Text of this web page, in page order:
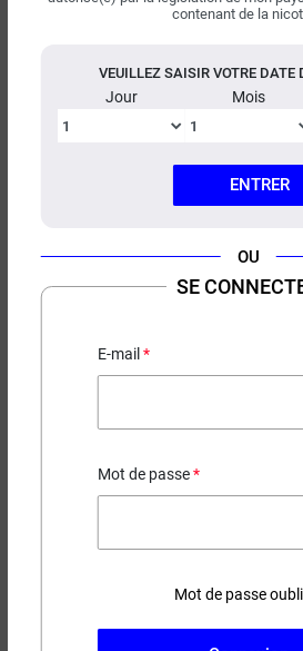
contenant de la
VEUILLEZ SAISIR VOTRE DATE
Jour Mois
ENTRER
OU
SE
E-mail
Mot de passe
Mot de passe
E-LIQUIDE
50ML
19,90
RUPTURE DE
AJOUTER